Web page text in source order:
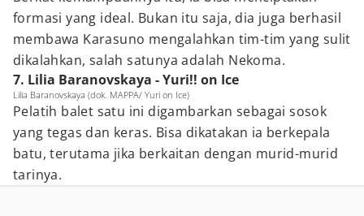
formasi yang ideal. Bukan itu saja, dia juga berhasil
membawa Karasuno mengalahkan tim-tim yang sulit
dikalahkan, salah satunya adalah Nekoma.
7. Lilia Baranovskaya - Yuri!! on Ice
Lilia Baranovskaya (dok. MAPPA/ Yuri on Ice)
Pelatih balet satu ini digambarkan sebagai sosok
yang tegas dan keras. Bisa dikatakan ia berkepala
batu, terutama jika berkaitan dengan murid-murid
tarinya.